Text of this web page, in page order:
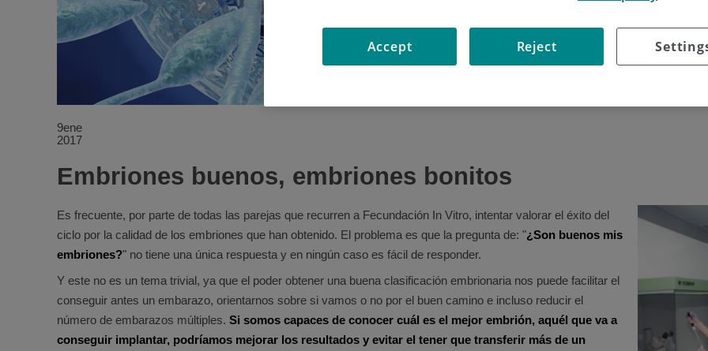
9ene
2017
Embriones buenos, embriones bonitos
Es frecuente, por parte de todas las parejas que recurren a Fecundación In Vitro, intentar valorar el éxito del
ciclo por la calidad de los embriones que han obtenido. El problema es que la pregunta de: "¿Son buenos mis
embriones?" no tiene una única respuesta y en ningún caso es fácil de responder.
Y este no es un tema trivial, ya que el poder obtener una buena clasificación embrionaria nos puede facilitar el
conseguir antes un embarazo, orientarnos sobre si vamos o no por el buen camino e incluso reducir el
número de embarazos múltiples. Si somos capaces de conocer cuál es el mejor embrión, aquél que va a
conseguir implantar, podríamos mejorar los resultados y evitar el tener que transferir más de un
Reject
Accept